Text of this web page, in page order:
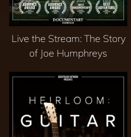
Live the Stream: The Story
of Joe Humphreys